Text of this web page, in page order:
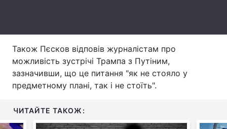
Тема оформлення
Також Пєсков відповів журналістам про
можливість зустрічі Трампа з Путіним,
зазначивши, що це питання "як не стояло у
предметному плані, так і не стоїть".
ЧИТАЙТЕ ТАКОЖ: